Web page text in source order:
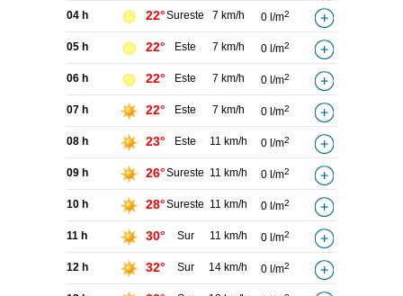
04 h 22°Sureste 7 km/h 0 l/m2
05 h 22° Este 7 km/h 0 l/m2
06 h 22° Este 7 km/h 0 l/m2
07 h 22° Este 7 km/h 0 l/m2
08 h 23° Este 11 km/h 0 l/m2
09 h 26°Sureste 11 km/h 0 l/m2
10 h 28°Sureste 11 km/h 0 l/m2
11 h 30° Sur 11 km/h 0 l/m2
12 h 32° Sur 14 km/h 0 l/m2